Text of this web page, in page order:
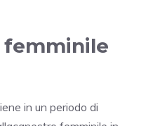
femminile
in un periodo di